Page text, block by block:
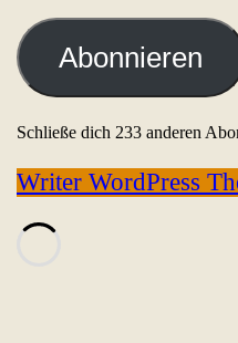
Adresse
Abonnieren
Schließe dich 233 anderen
Writer WordPress
Scroll